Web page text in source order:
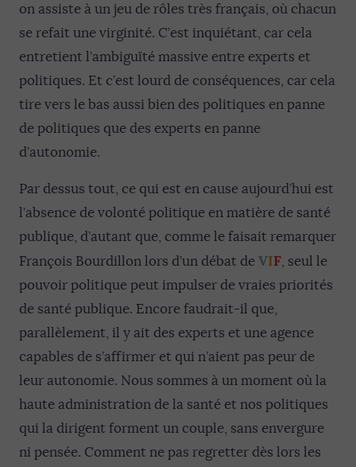
on assiste à un jeu de rôles très français, où chacun
se refait une virginité. C’est inquiétant, car cela
entretient l’ambiguïté massive entre experts et
politiques. Et c’est lourd de conséquences, car cela
tire vers le bas aussi bien des politiques en panne
de politiques que des experts en panne
d’autonomie.
Par dessus tout, ce qui est en cause aujourd’hui est
l’absence de volonté politique en matière de santé
publique, d’autant que, comme le faisait remarquer
François Bourdillon lors d’un débat deVIF, seul le
pouvoir politique peut impulser de vraies priorités
de santé publique. Encore faudrait-il que,
parallèlement, il y ait des experts et une agence
capables de s’affirmer et qui n’aient pas peur de
leur autonomie. Nous sommes à un moment où la
haute administration de la santé et nos politiques
qui la dirigent forment un couple, sans envergure
ni pensée. Comment ne pas regretter dès lors les